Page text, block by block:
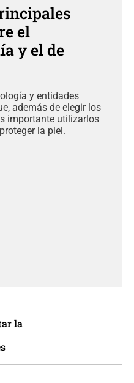
el
y el de
y entidades
además de elegir los
importante utilizarlos
la piel.
la